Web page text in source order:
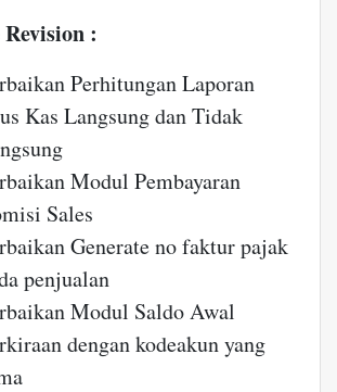
:
Perhitungan Laporan
Kas Langsung dan Tidak
Modul Pembayaran
Sales
Generate no faktur pajak
penjualan
Modul Saldo Awal
dengan kodeakun yang